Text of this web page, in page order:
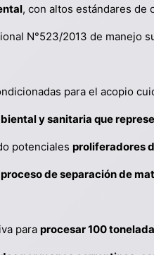
, con altos estándares de
N°523/2013 de manejo
para el acopio
y sanitaria que
potenciales proliferadores
de separación de
para procesar 100